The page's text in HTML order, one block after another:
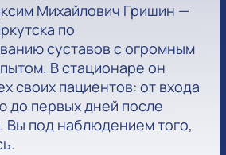
Михайлович Гришин —
по
суставов с огромным
В стационаре он
своих пациентов: от входа
до первых дней после
Вы под наблюдением того,